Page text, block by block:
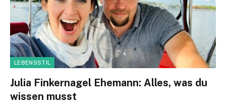
LEBENSSTIL
Julia Finkernagel Ehemann: Alles, was du
wissen musst